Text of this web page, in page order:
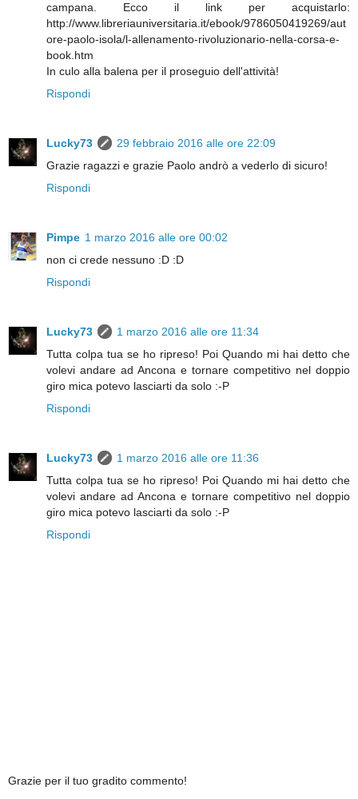
campana. Ecco il link per acquistarlo:
http://www.libreriauniversitaria.it/ebook/9786050419269/aut
ore-paolo-isola/l-allenamento-rivoluzionario-nella-corsa-e-
book.htm
In culo alla balena per il proseguio dell'attività!
Rispondi
Lucky73
29 febbraio 2016 alle ore 22:09
Grazie ragazzi e grazie Paolo andrò a vederlo di sicuro!
Rispondi
Pimpe 1 marzo 2016 alle ore 00:02
non ci crede nessuno :D :D
Rispondi
Lucky73
1 marzo 2016 alle ore 11:34
Tutta colpa tua se ho ripreso! Poi Quando mi hai detto che
volevi andare ad Ancona e tornare competitivo nel doppio
giro mica potevo lasciarti da solo :-P
Rispondi
Lucky73
1 marzo 2016 alle ore 11:36
Tutta colpa tua se ho ripreso! Poi Quando mi hai detto che
volevi andare ad Ancona e tornare competitivo nel doppio
giro mica potevo lasciarti da solo :-P
Rispondi
Grazie per il tuo gradito commento!